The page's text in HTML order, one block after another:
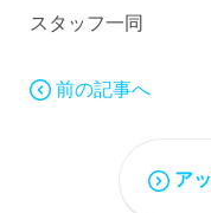
スタッフ一同
前の記事へ
ア